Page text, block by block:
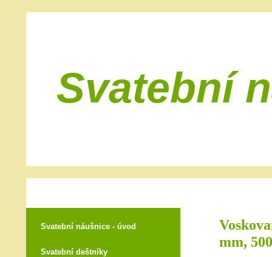
Svatební
Svatební náušnice - úvod
Svatební deštníky
mm,